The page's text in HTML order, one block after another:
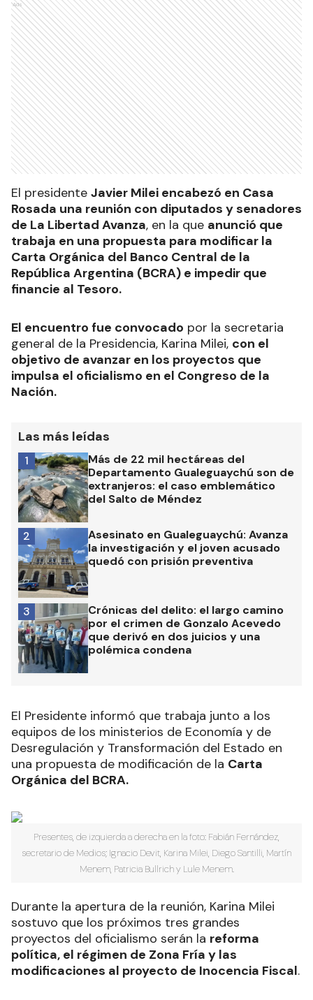
Ads
El presidente Javier Milei encabezó en Casa
Rosada una reunión con diputados y senadores
de La Libertad Avanza, en la que anunció que
trabaja en una propuesta para modificar la
Carta Orgánica del Banco Central de la
República Argentina (BCRA) e impedir que
financie al Tesoro.
El encuentro fue convocado por la secretaria
general de la Presidencia, Karina Milei, con el
objetivo de avanzar en los proyectos que
impulsa el oficialismo en el Congreso de la
Nación.
Las más leídas
Más de 22 mil hectáreas del
Departamento Gualeguaychú son de
extranjeros: el caso emblemático
del Salto de Méndez
1
Asesinato en Gualeguaychú: Avanza
la investigación y el joven acusado
quedó con prisión preventiva
2
Crónicas del delito: el largo camino
por el crimen de Gonzalo Acevedo
que derivó en dos juicios y una
polémica condena
3
El Presidente informó que trabaja junto a los
equipos de los ministerios de Economía y de
Desregulación y Transformación del Estado en
una propuesta de modificación de la Carta
Orgánica del BCRA.
Presentes, de izquierda a derecha en la foto: Fabián Fernández,
secretario de Medios; Ignacio Devit, Karina Milei, Diego Santilli, Martín
Menem, Patricia Bullrich y Lule Menem.
Durante la apertura de la reunión, Karina Milei
sostuvo que los próximos tres grandes
proyectos del oficialismo serán la reforma
política, el régimen de Zona Fría y las
modificaciones al proyecto de Inocencia Fiscal.